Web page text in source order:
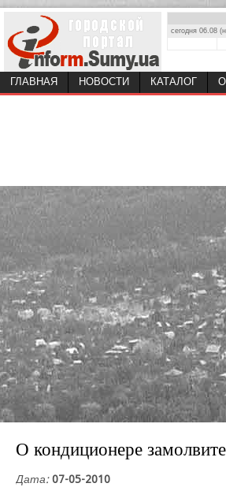
сегодня 06.08
ГЛАВНАЯ НОВОСТИ КАТАЛОГ
О кондиционере
Дата: 07-05-2010